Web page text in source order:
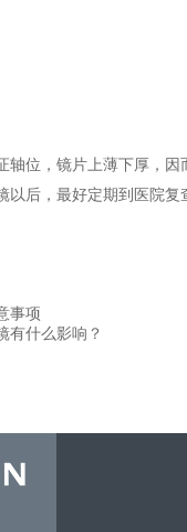
轴位， 镜片上薄下厚，因
以后，最好定期到医院
事项
有什么影响？